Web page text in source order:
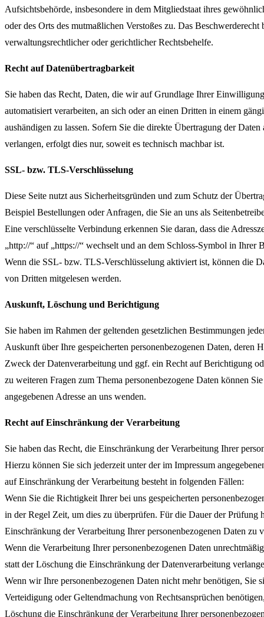
Aufsichtsbehörde, insbesondere in dem Mitgliedstaat ihres
oder des Orts des mutmaßlichen Verstoßes zu. Das Beschwerderecht
verwaltungsrechtlicher oder gerichtlicher Rechtsbehelfe.
Recht auf Datenübertragbarkeit
Sie haben das Recht, Daten, die wir auf Grundlage Ihrer
automatisiert verarbeiten, an sich oder an einen Dritten in einem
aushändigen zu lassen. Sofern Sie die direkte Übertragung der
verlangen, erfolgt dies nur, soweit es technisch machbar ist.
SSL- bzw. TLS-Verschlüsselung
Diese Seite nutzt aus Sicherheitsgründen und zum Schutz der
Beispiel Bestellungen oder Anfragen, die Sie an uns als
Eine verschlüsselte Verbindung erkennen Sie daran, dass die
„http://“ auf „https://“ wechselt und an dem Schloss-Symbol in Ihrer
Wenn die SSL- bzw. TLS-Verschlüsselung aktiviert ist, können die
von Dritten mitgelesen werden.
Auskunft, Löschung und Berichtigung
Sie haben im Rahmen der geltenden gesetzlichen Bestimmungen
Auskunft über Ihre gespeicherten personenbezogenen Daten, deren
Zweck der Datenverarbeitung und ggf. ein Recht auf Berichtigung
zu weiteren Fragen zum Thema personenbezogene Daten können
angegebenen Adresse an uns wenden.
Recht auf Einschränkung der Verarbeitung
Sie haben das Recht, die Einschränkung der Verarbeitung Ihrer
Hierzu können Sie sich jederzeit unter der im Impressum
auf Einschränkung der Verarbeitung besteht in folgenden Fällen:
Wenn Sie die Richtigkeit Ihrer bei uns gespeicherten
in der Regel Zeit, um dies zu überprüfen. Für die Dauer der Prüfung
Einschränkung der Verarbeitung Ihrer personenbezogenen Daten zu
Wenn die Verarbeitung Ihrer personenbezogenen Daten
statt der Löschung die Einschränkung der Datenverarbeitung
Wenn wir Ihre personenbezogenen Daten nicht mehr benötigen, Sie
Verteidigung oder Geltendmachung von Rechtsansprüchen
Löschung die Einschränkung der Verarbeitung Ihrer